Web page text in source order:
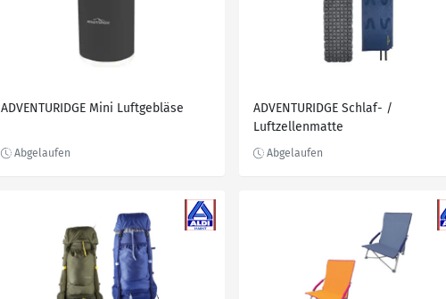
ADVENTURIDGE Mini Luftgebläse
ADVENTURIDGE Schlaf- /
Luftzellenmatte